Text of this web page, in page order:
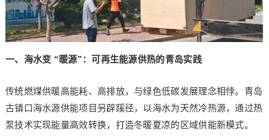
一、海水变 “暖源”：可再生能源供热的青岛实践
传统燃煤供暖高能耗、高排放，与绿色低碳发展理念相悖。青岛
古镇口海水源供能项目另辟蹊径，以海水为天然冷热源，通过热
泵技术实现能量高效转换，打造冬暖夏凉的区域供能新模式。